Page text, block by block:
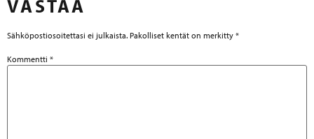
VASTAA
Sähköpostiosoitettasi ei julkaista. Pakolliset kentät on merkitty *
Kommentti *